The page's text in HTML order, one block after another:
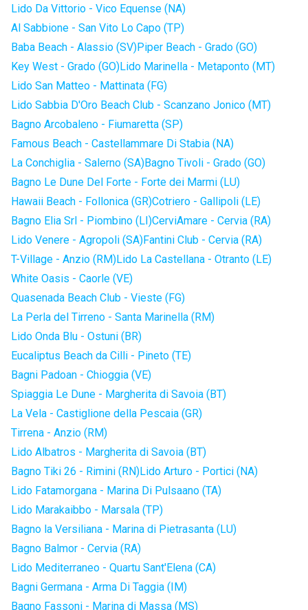
Lido Da Vittorio - Vico Equense (NA)
Al Sabbione - San Vito Lo Capo (TP)
Baba Beach - Alassio (SV)Piper Beach - Grado (GO)
Key West - Grado (GO)Lido Marinella - Metaponto (MT)
Lido San Matteo - Mattinata (FG)
Lido Sabbia D'Oro Beach Club - Scanzano Jonico (MT)
Bagno Arcobaleno - Fiumaretta (SP)
Famous Beach - Castellammare Di Stabia (NA)
La Conchiglia - Salerno (SA)Bagno Tivoli - Grado (GO)
Bagno Le Dune Del Forte - Forte dei Marmi (LU)
Hawaii Beach - Follonica (GR)Cotriero - Gallipoli (LE)
Bagno Elia Srl - Piombino (LI)CerviAmare - Cervia (RA)
Lido Venere - Agropoli (SA)Fantini Club - Cervia (RA)
T-Village - Anzio (RM)Lido La Castellana - Otranto (LE)
White Oasis - Caorle (VE)
Quasenada Beach Club - Vieste (FG)
La Perla del Tirreno - Santa Marinella (RM)
Lido Onda Blu - Ostuni (BR)
Eucaliptus Beach da Cilli - Pineto (TE)
Bagni Padoan - Chioggia (VE)
Spiaggia Le Dune - Margherita di Savoia (BT)
La Vela - Castiglione della Pescaia (GR)
Tirrena - Anzio (RM)
Lido Albatros - Margherita di Savoia (BT)
Bagno Tiki 26 - Rimini (RN)Lido Arturo - Portici (NA)
Lido Fatamorgana - Marina Di Pulsaano (TA)
Lido Marakaibbo - Marsala (TP)
Bagno la Versiliana - Marina di Pietrasanta (LU)
Bagno Balmor - Cervia (RA)
Lido Mediterraneo - Quartu Sant'Elena (CA)
Bagni Germana - Arma Di Taggia (IM)
Bagno Fassoni - Marina di Massa (MS)